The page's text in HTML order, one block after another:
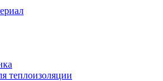
теплоизоляции